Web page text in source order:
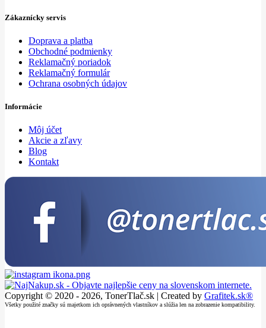
Zákaznícky servis
Doprava a platba
Obchodné podmienky
Reklamačný poriadok
Reklamačný formulár
Ochrana osobných údajov
Informácie
Môj účet
Akcie a zľavy
Blog
Kontakt
Copyright © 2020 - 2026, TonerTlač.sk | Created by Grafitek.sk®
Všetky použité značky sú majetkom ich oprávnených vlastníkov a slúžia len na zobrazenie kompatibility.